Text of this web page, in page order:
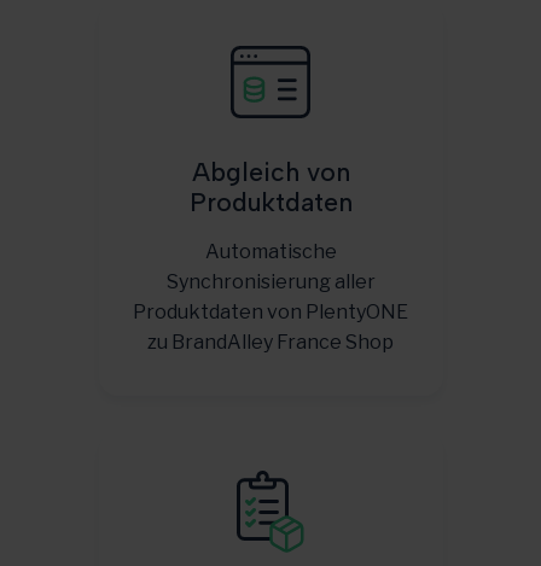
Abgleich von
Produktdaten
Automatische
Synchronisierung aller
Produktdaten von PlentyONE
zu BrandAlley France Shop